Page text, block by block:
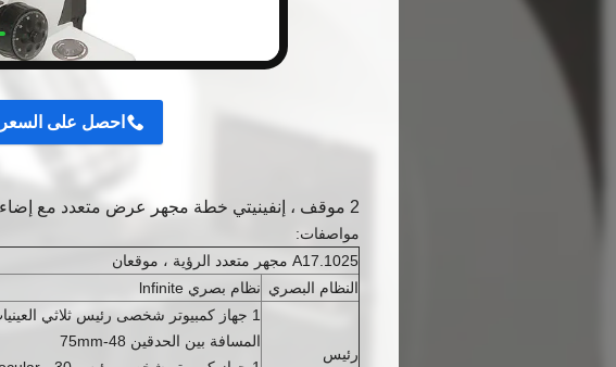
احصل على السعر
2 موقف ، إنفينيتي خطة مجهر عرض متعدد مع إضاءة كولر A17.1025
مواصفات:
A17.1025 مجهر متعدد الرؤية ، موقعان
النظام البصري نظام بصري lnfinite
رئيس
المسافة بين الحدقين 48-75mm